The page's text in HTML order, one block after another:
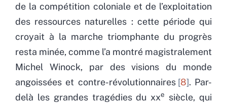
de la compétition coloniale et de l’exploitation
des ressources naturelles : cette période qui
croyait à la marche triomphante du progrès
resta minée, comme l’a montré magistralement
Michel Winock, par des visions du monde
angoissées et contre-révolutionnaires 8 . Par-
delà les grandes tragédies du xxe
siècle, qui